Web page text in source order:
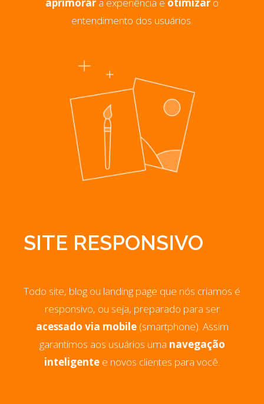
entendimento dos usuários.
SITE RESPONSIVO
Todo site, blog ou landing page que nós criamos é
responsivo, ou seja, preparado para ser
acessado via mobile(smartphone). Assim
garantimos aos usuários uma navegação
inteligente e novos clientes para você.